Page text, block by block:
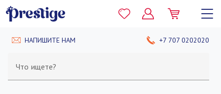
НАПИШИТЕ НАМ +7 707 0202020
Что ищете?